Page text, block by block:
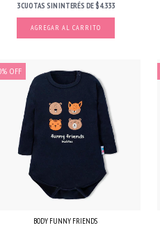
3 CUOTAS SIN INTERÉS DE$4.333
AGREGAR AL CARRITO
%OFF
BODY FUNNY FRIENDS